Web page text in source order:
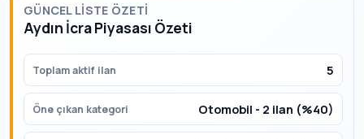
GÜNCEL LISTE ÖZETI
Aydın İcra Piyasası Özeti
Toplam aktif ilan 5
Öne çıkan kategori Otomobil - 2 ilan (%40)